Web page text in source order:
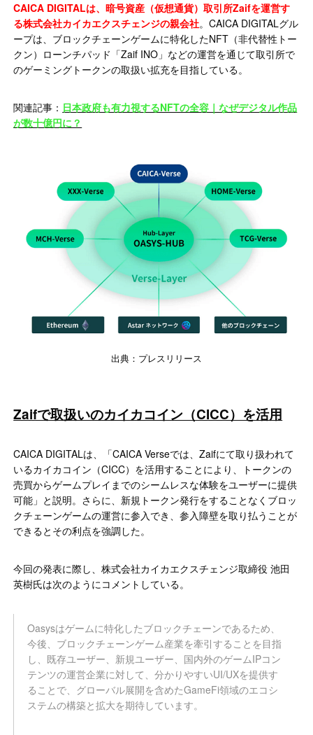
CAICA DIGITALは、暗号資産（仮想通貨）取引所Zaifを運営す
る株式会社カイカエクスチェンジの親会社。CAICA DIGITALグル
ープは、ブロックチェーンゲームに特化したNFT（非代替性トー
クン）ローンチパッド「Zaif INO」などの運営を通じて取引所で
のゲーミングトークンの取扱い拡充を目指している。
関連記事： 日本政府も有力視するNFTの全容｜なぜデジタル作品
が数十億円に？
出典：プレスリリース
Zaifで取扱いのカイカコイン（CICC）を活用
CAICA DIGITALは、「CAICA Verseでは、Zaifにて取り扱われて
いるカイカコイン（CICC）を活用することにより、トークンの
売買からゲームプレイまでのシームレスな体験をユーザーに提供
可能」と説明。さらに、新規トークン発行をすることなくブロッ
クチェーンゲームの運営に参入でき、参入障壁を取り払うことが
できるとその利点を強調した。
今回の発表に際し、株式会社カイカエクスチェンジ取締役 池田
英樹氏は次のようにコメントしている。
Oasysはゲームに特化したブロックチェーンであるため、
今後、ブロックチェーンゲーム産業を牽引することを目指
し、既存ユーザー、新規ユーザー、国内外のゲームIPコン
テンツの運営企業に対して、分かりやすいUI/UXを提供す
ることで、グローバル展開を含めたGameFi領域のエコシ
ステムの構築と拡大を期待しています。